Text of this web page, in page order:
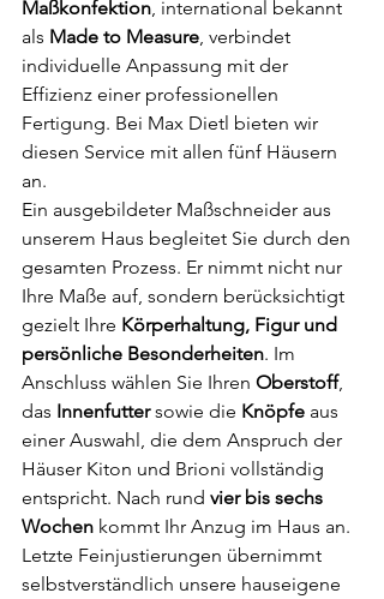
Maßkonfektion, international bekannt
als Made to Measure, verbindet
individuelle Anpassung mit der
Effizienz einer professionellen
Fertigung. Bei Max Dietl bieten wir
diesen Service mit allen fünf Häusern
an.
Ein ausgebildeter Maßschneider aus
unserem Haus begleitet Sie durch den
gesamten Prozess. Er nimmt nicht nur
Ihre Maße auf, sondern berücksichtigt
gezielt Ihre Körperhaltung, Figur und
persönliche Besonderheiten. Im
Anschluss wählen Sie Ihren Oberstoff,
das Innenfutter sowie die Knöpfe aus
einer Auswahl, die dem Anspruch der
Häuser Kiton und Brioni vollständig
entspricht. Nach rund vier bis sechs
Wochen kommt Ihr Anzug im Haus an.
Letzte Feinjustierungen übernimmt
selbstverständlich unsere hauseigene